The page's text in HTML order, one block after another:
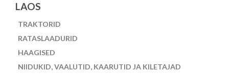
LAOS
TRAKTORID
RATASLAADURID
HAAGISED
NIIDUKID, VAALUTID, KAARUTID JA KILETAJAD